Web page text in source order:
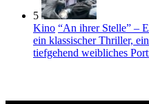
5
Kino “An ihrer Stelle” –
ein klassischer Thriller,
tiefgehend weibliches